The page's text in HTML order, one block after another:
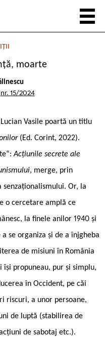
moarte
nr. 15/2024
Vasile poartă un titlu
(Ed. Corint, 2022).
Acțiunile secrete ale
, merge, prin
senzaționalismului. Or, la
o cercetare amplă ce
la finele anilor 1940 și
se organiza și de a înjgheba
de misiuni în România
își propuneau, pur și simplu,
în Occident, pe căi
riscuri, a unor persoane,
de luptă (stabilirea de
de sabotaj etc.).